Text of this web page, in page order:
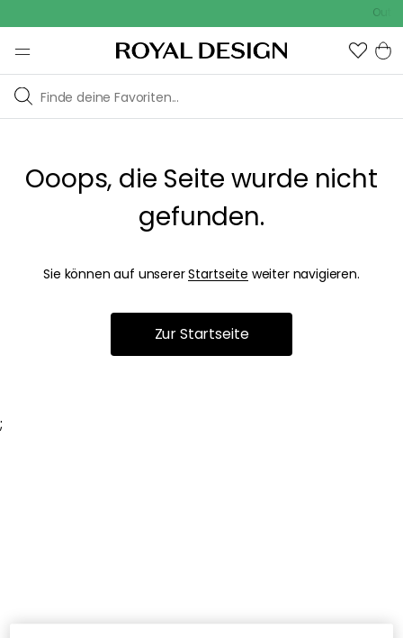
Ooops, die Seite wurde nicht
gefunden.
Sie können auf unsererStartseite weiter navigieren.
Zur Startseite
;